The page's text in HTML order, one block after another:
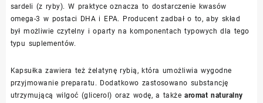
sardeli (z ryby). W praktyce oznacza to dostarczenie kwasów
omega-3 w postaci DHA i EPA. Producent zadbał o to, aby skład
był możliwie czytelny i oparty na komponentach typowych dla tego
typu suplementów.
Kapsułka zawiera też żelatynę rybią, która umożliwia wygodne
przyjmowanie preparatu. Dodatkowo zastosowano substancję
utrzymującą wilgoć (glicerol) oraz wodę, a takżearomat naturalny